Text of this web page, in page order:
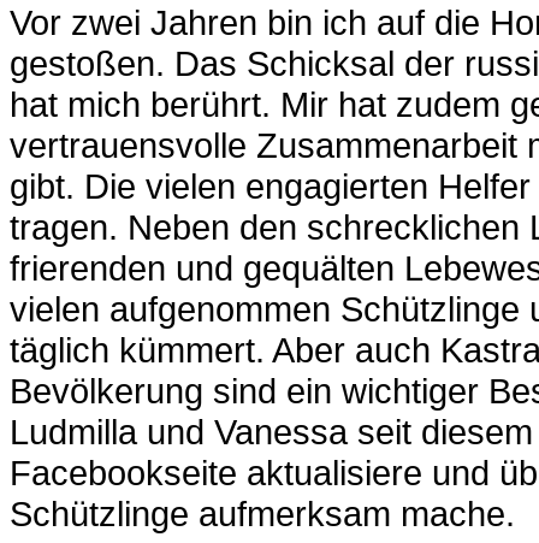
Vor zwei Jahren bin ich auf die
gestoßen. Das Schicksal der
hat mich berührt. Mir hat zudem
vertrauensvolle Zusammenarbeit
gibt. Die vielen engagierten
tragen. Neben den schrecklichen
frierenden und gequälten
vielen aufgenommen
täglich kümmert. Aber auch
Bevölkerung sind ein wichtiger
Ludmilla und Vanessa seit
Facebookseite aktualisiere und
Schützlinge aufmerksam mache.